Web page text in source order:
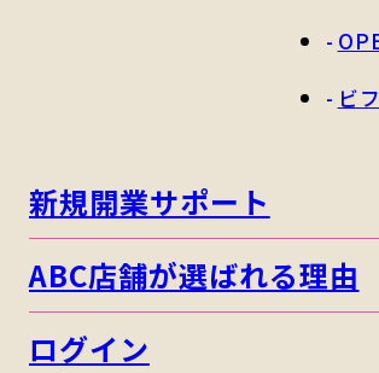
ビ
新規開業サポート
ABC店舗が選ばれる理由
ログイン